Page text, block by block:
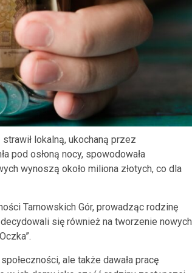
lokalną, ukochaną przez
pod osłoną nocy, spowodowała
wynoszą około miliona złotych, co dla
Tarnowskich Gór, prowadząc rodzinę
się również na tworzenie nowych
ale także dawała pracę